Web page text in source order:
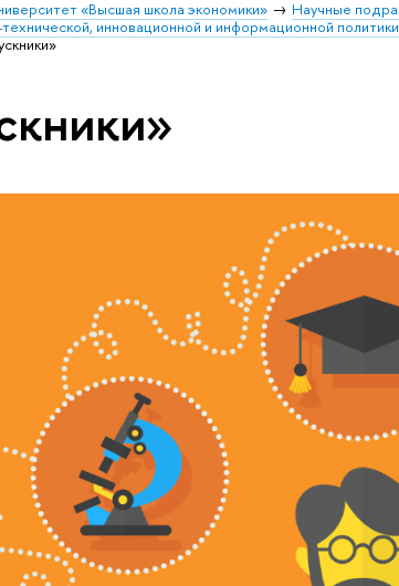
«Высшая школа экономики» Научные
инновационной и информационной политики